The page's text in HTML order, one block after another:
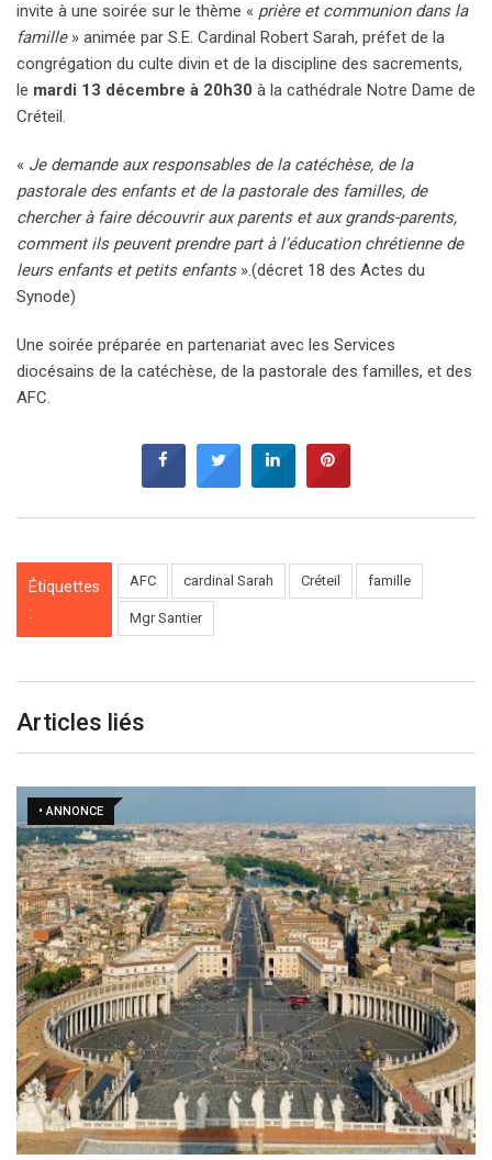
invite à une soirée sur le thème « prière et communion dans la
famille» animée par S.E. Cardinal Robert Sarah, préfet de la
congrégation du culte divin et de la discipline des sacrements,
le mardi 13 décembre à 20h30 à la cathédrale Notre Dame de
Créteil.
« Je demande aux responsables de la catéchèse, de la
pastorale des enfants et de la pastorale des familles, de
chercher à faire découvrir aux parents et aux grands-parents,
comment ils peuvent prendre part à l’éducation chrétienne de
leurs enfants et petits enfants ».(décret 18 des Actes du
Synode)
Une soirée préparée en partenariat avec les Services
diocésains de la catéchèse, de la pastorale des familles, et des
AFC.
Étiquettes
:
AFC cardinal Sarah Créteil famille
Mgr Santier
Articles liés
• ANNONCE